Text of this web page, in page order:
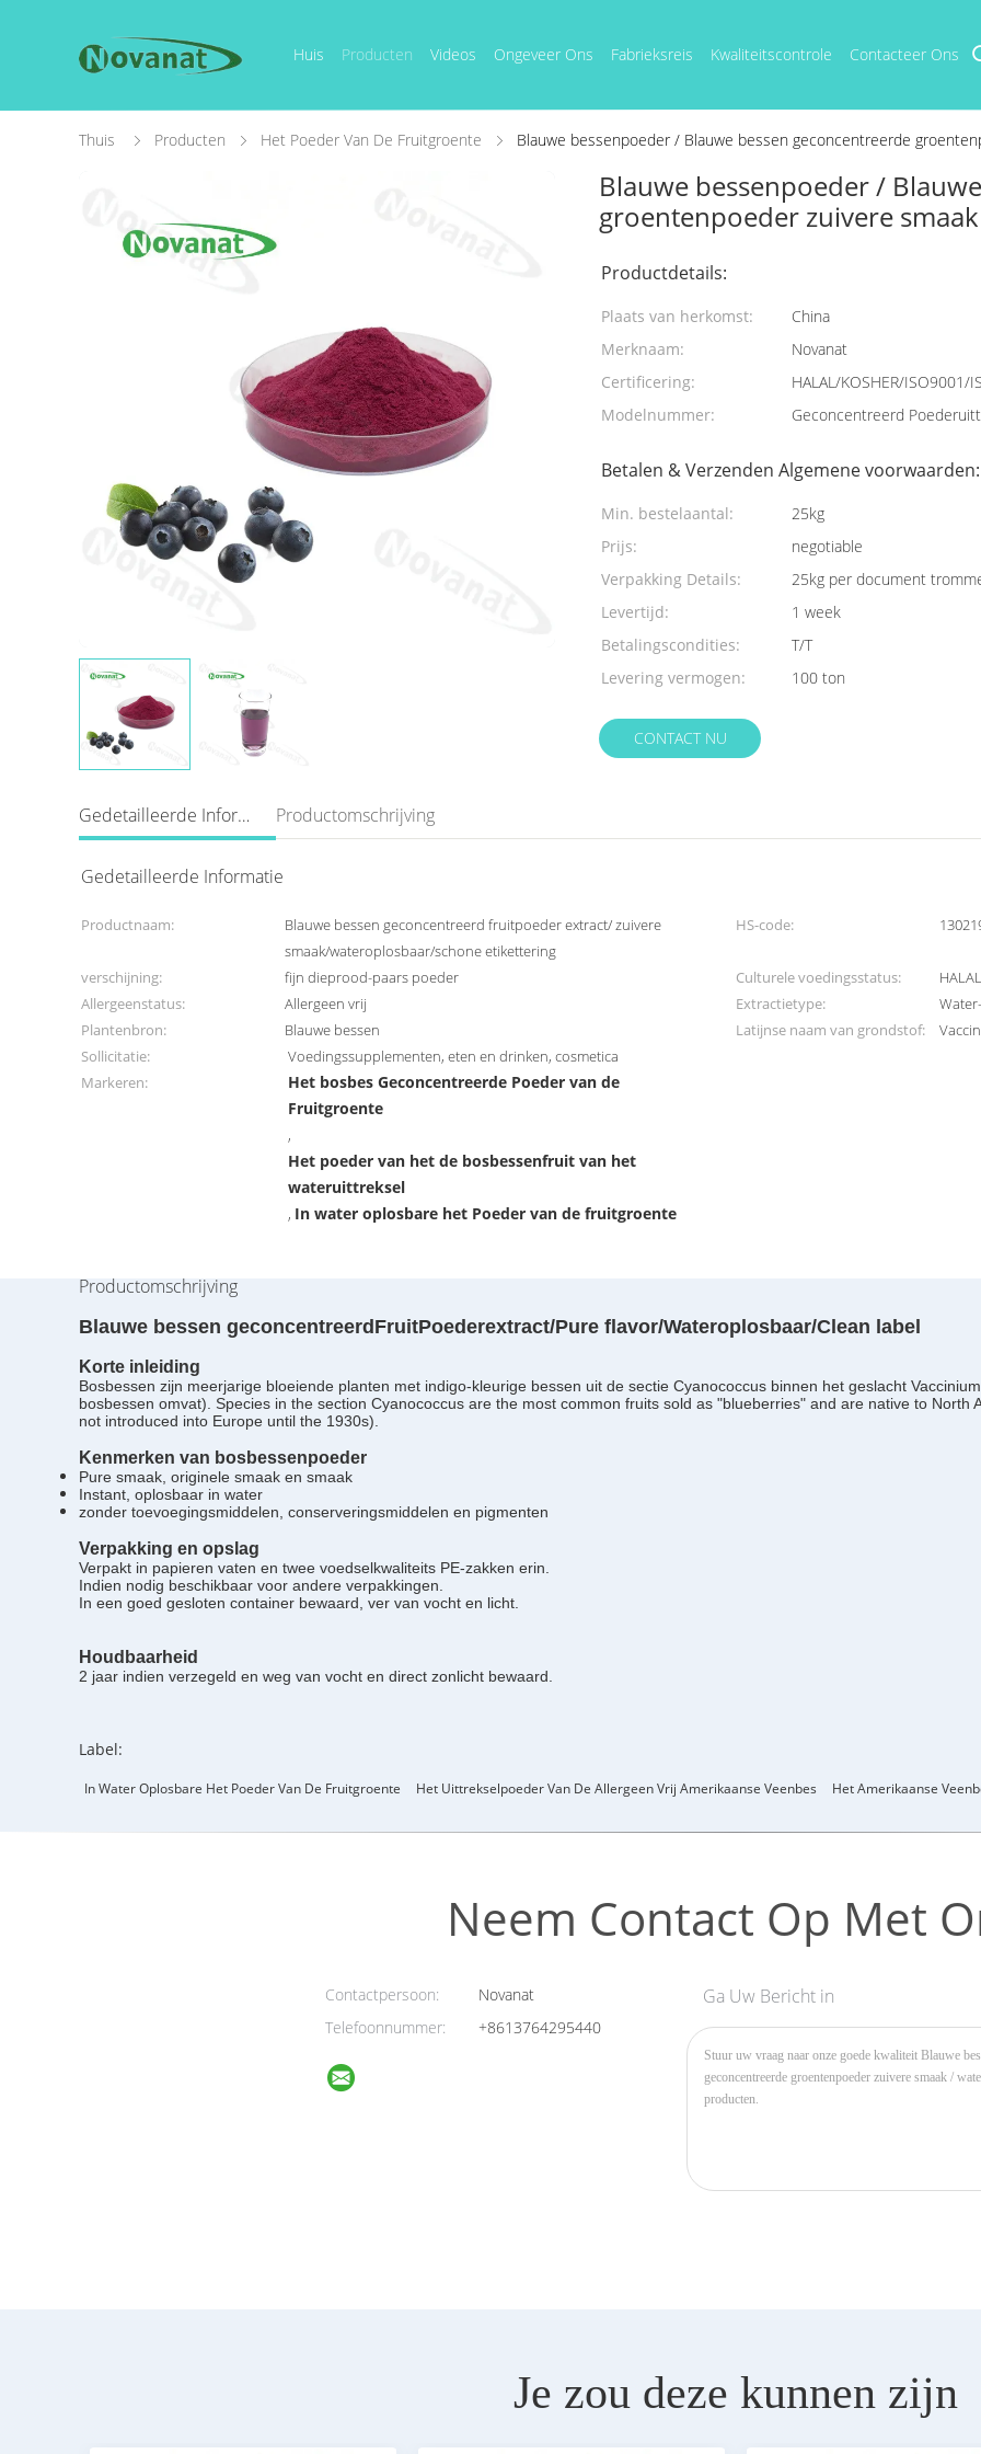
Huis Producten Videos Ongeveer Ons Fabrieksreis Kwaliteitscontrole Contacteer Ons
Thuis Producten Het Poeder Van De Fruitgroente Blauwe bessenpoeder / Blauwe bessen geconcentreerde
Blauwe bessenpoeder /
groentenpoeder zuivere
Productdetails:
Plaats van herkomst:
China
Merknaam:
Novanat
Certificering:
HALAL/KOSHER/ISO9001/
Modelnummer:
Geconcentreerd
Betalen & Verzenden Algemene voorwaarden:
Min. bestelaantal:
25kg
Prijs:
negotiable
Verpakking Details:
25kg per document
Levertijd:
1 week
Betalingscondities:
T/T
Levering vermogen:
100 ton
CONTACT NU
Gedetailleerde Informatie Productomschrijving
Gedetailleerde Informatie
Productnaam:
Blauwe bessen geconcentreerd fruitpoeder extract/ zuivere
smaak/wateroplosbaar/schone etikettering
HS-code:
verschijning: fijn dieprood-paars poeder Culturele voedingsstatus:
Allergeenstatus:
Allergeen vrij Extractietype:
Plantenbron:
Blauwe bessen Latijnse naam van grondstof:
Sollicitatie:
Voedingssupplementen, eten en drinken, cosmetica
Markeren:
Het bosbes Geconcentreerde Poeder van de
Fruitgroente
,
Het poeder van het de bosbessenfruit van het
wateruittreksel
, In water oplosbare het Poeder van de fruitgroente
Productomschrijving
Blauwe bessen geconcentreerd FruitPoederextract/Pure flavor/Wateroplosbaar/Clean label
Korte inleiding
Bosbessen zijn meerjarige bloeiende planten met indigo-kleurige bessen uit de sectie Cyanococcus binnen het geslacht
bosbessen omvat). Species in the section Cyanococcus are the most common fruits sold as "blueberries" and are native to
not introduced into Europe until the 1930s).
Kenmerken van bosbessenpoeder
Pure smaak, originele smaak en smaak
Instant, oplosbaar in water
zonder toevoegingsmiddelen, conserveringsmiddelen en pigmenten
Verpakking en opslag
Verpakt in papieren vaten en twee voedselkwaliteits PE-zakken erin.
Indien nodig beschikbaar voor andere verpakkingen.
In een goed gesloten container bewaard, ver van vocht en licht.
Houdbaarheid
2 jaar indien verzegeld en weg van vocht en direct zonlicht bewaard.
Label:
In Water Oplosbare Het Poeder Van De Fruitgroente Het Uittrekselpoeder Van De Allergeen Vrij Amerikaanse Veenbes Het Amerikaanse
Neem Contact Op Met
Contactpersoon:
Novanat
Telefoonnummer:
+8613764295440
Ga Uw Bericht in
Je zou deze kunnen zijn